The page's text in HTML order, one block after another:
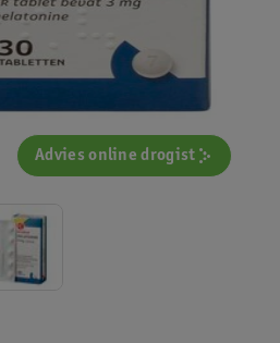
Advies online drogist